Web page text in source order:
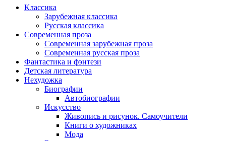
Классика
Зарубежная классика
Русская классика
Современная проза
Современная зарубежная проза
Современная русская проза
Фантастика и фэнтези
Детская литература
Нехудожка
Биографии
Автобиографии
Искусство
Живопись и рисунок. Самоучители
Книги о художниках
Мода